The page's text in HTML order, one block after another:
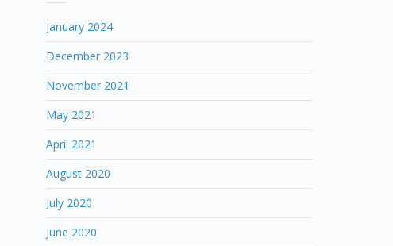
January 2024
December 2023
November 2021
May 2021
April 2021
August 2020
July 2020
June 2020